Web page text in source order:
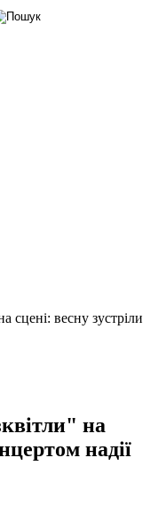
сцені: весну зустріли
на
надії